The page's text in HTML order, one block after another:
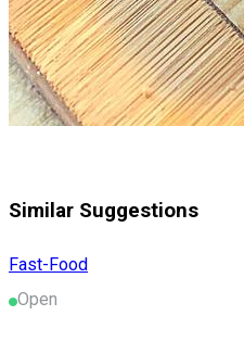
Similar Suggestions
Fast-Food
Open